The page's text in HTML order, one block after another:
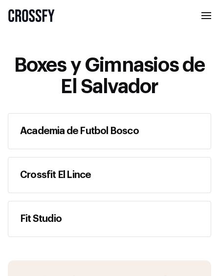
Boxes y Gimnasios de
El Salvador
Academia de Futbol Bosco
Crossfit El Lince
Fit Studio